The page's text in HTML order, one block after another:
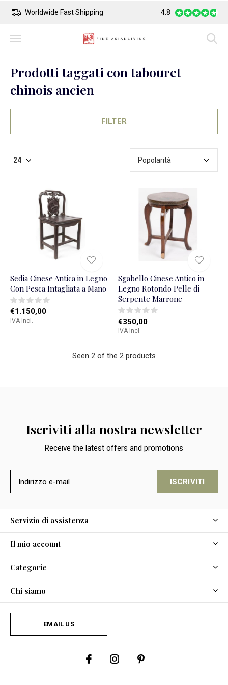
Worldwide Fast Shipping Safe Payment
4.8
Prodotti taggati con tabouret
chinois ancien
FILTER
Sedia Cinese Antica in Legno
Con Pesca Intagliata a Mano
€1.150,00
IVA Incl.
Sgabello Cinese Antico in
Legno Rotondo Pelle di
Serpente Marrone
€350,00
IVA Incl.
Seen 2 of the 2 products
Iscriviti alla nostra newsletter
Receive the latest offers and promotions
ISCRIVITI
Servizio di assistenza
Il mio account
Categorie
Chi siamo
EMAIL US